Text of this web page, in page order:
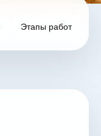
Этапы работ